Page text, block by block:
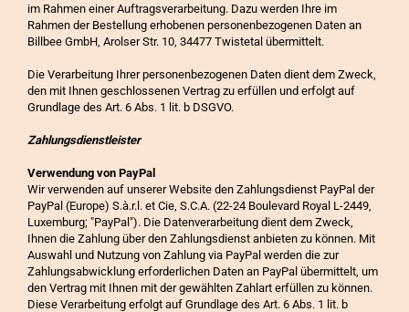
im Rahmen einer Auftragsverarbeitung. Dazu werden Ihre im
Rahmen der Bestellung erhobenen personenbezogenen Daten an
Billbee GmbH, Arolser Str. 10, 34477 Twistetal übermittelt.
Die Verarbeitung Ihrer personenbezogenen Daten dient dem Zweck,
den mit Ihnen geschlossenen Vertrag zu erfüllen und erfolgt auf
Grundlage des Art. 6 Abs. 1 lit. b DSGVO.
Zahlungsdienstleister
Verwendung von PayPal
Wir verwenden auf unserer Website den Zahlungsdienst PayPal der
PayPal (Europe) S.à.r.l. et Cie, S.C.A. (22-24 Boulevard Royal L-2449,
Luxemburg; "PayPal"). Die Datenverarbeitung dient dem Zweck,
Ihnen die Zahlung über den Zahlungsdienst anbieten zu können. Mit
Auswahl und Nutzung von Zahlung via PayPal werden die zur
Zahlungsabwicklung erforderlichen Daten an PayPal übermittelt, um
den Vertrag mit Ihnen mit der gewählten Zahlart erfüllen zu können.
Diese Verarbeitung erfolgt auf Grundlage des Art. 6 Abs. 1 lit. b